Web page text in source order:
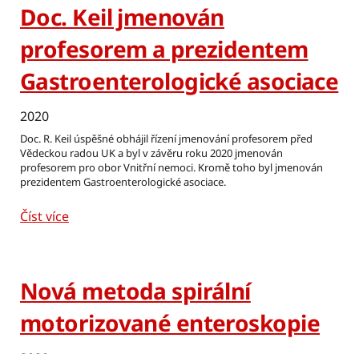
Doc. Keil jmenován
profesorem a prezidentem
Gastroenterologické asociace
2020
Doc. R. Keil úspěšné obhájil řízení jmenování profesorem před
Vědeckou radou UK a byl v závěru roku 2020 jmenován
profesorem pro obor Vnitřní nemoci. Kromě toho byl jmenován
prezidentem Gastroenterologické asociace.
Číst více
Nová metoda spirální
motorizované enteroskopie